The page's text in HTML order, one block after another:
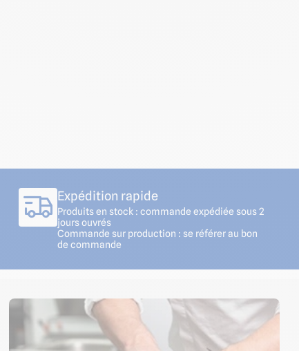
Expédition rapide
Produits en stock : commande expédiée sous 2
jours ouvrés
Commande sur production : se référer au bon
de commande